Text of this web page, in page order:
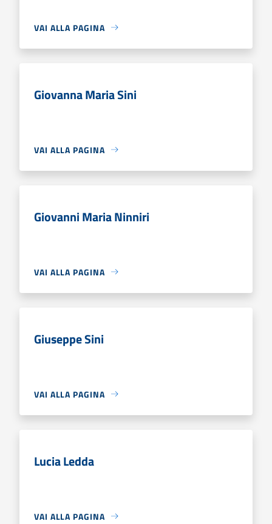
VAI ALLA PAGINA
Giovanna Maria Sini
VAI ALLA PAGINA
Giovanni Maria Ninniri
VAI ALLA PAGINA
Giuseppe Sini
VAI ALLA PAGINA
Lucia Ledda
VAI ALLA PAGINA